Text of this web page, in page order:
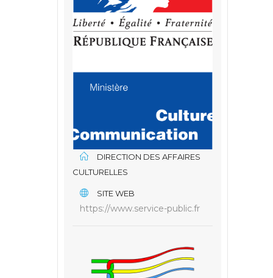
DIRECTION DES AFFAIRES
CULTURELLES
SITE WEB
https://www.service-public.fr